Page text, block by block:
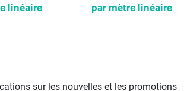
linéaire
par mètre linéaire
sur les nouvelles et les promotions